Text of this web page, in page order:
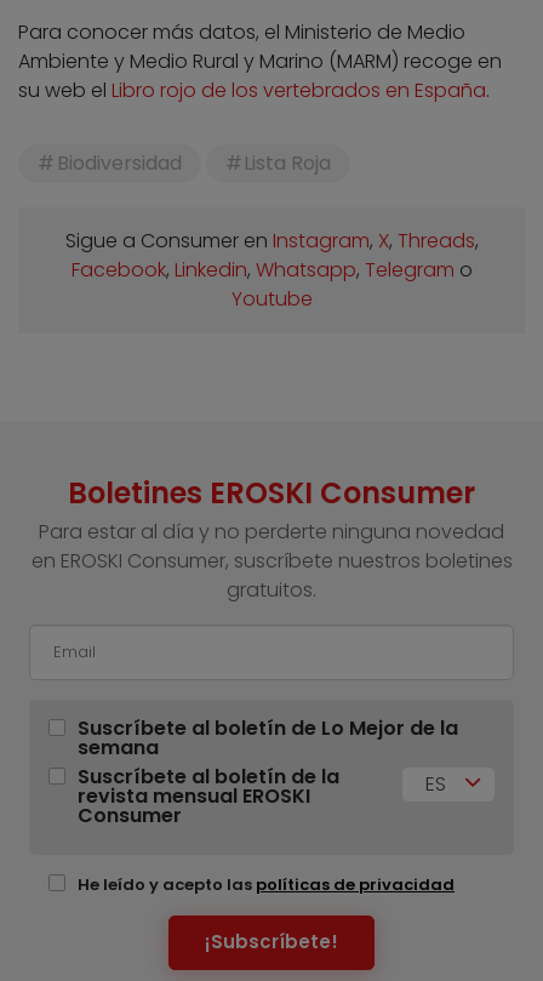
Para conocer más datos, el Ministerio de Medio
Ambiente y Medio Rural y Marino (MARM) recoge en
su web el Libro rojo de los vertebrados en España.
Biodiversidad Lista Roja
Sigue a Consumer en Instagram, X, Threads,
Facebook, Linkedin, Whatsapp, Telegram o
Youtube
Boletines EROSKI Consumer
Para estar al día y no perderte ninguna novedad
en EROSKI Consumer, suscríbete nuestros boletines
gratuitos.
Suscríbete al boletín de Lo Mejor de la
semana
Suscríbete al boletín de la
revista mensual EROSKI
Consumer
ES
He leído y acepto las políticas de privacidad
¡Subscríbete!